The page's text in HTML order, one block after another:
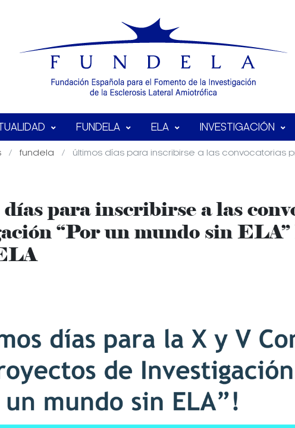
FUNDELA ELA INVESTIGACIÓN
fundela últimos días para inscribirse a las convocatorias
para inscribirse a las
“Por un mundo sin